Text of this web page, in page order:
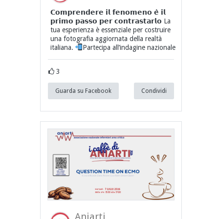
𝗖𝗼𝗺𝗽𝗿𝗲𝗻𝗱𝗲𝗿𝗲 𝗶𝗹 𝗳𝗲𝗻𝗼𝗺𝗲𝗻𝗼 𝗲̀ 𝗶𝗹
𝗽𝗿𝗶𝗺𝗼 𝗽𝗮𝘀𝘀𝗼 𝗽𝗲𝗿 𝗰𝗼𝗻𝘁𝗿𝗮𝘀𝘁𝗮𝗿𝗹𝗼 La
tua esperienza è essenziale per costruire
una fotografia aggiornata della realtà
italiana.
Partecipa all’indagine nazionale
3
Guarda su Facebook Condividi
Aniarti